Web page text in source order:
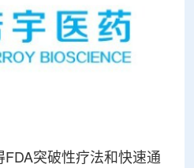
突破性疗法和快速通